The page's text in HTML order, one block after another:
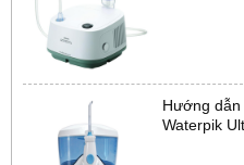
Hướng
Waterpik